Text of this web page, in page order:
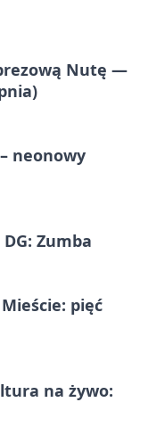
Nutę —
neonowy
Zumba
pięć
na żywo: